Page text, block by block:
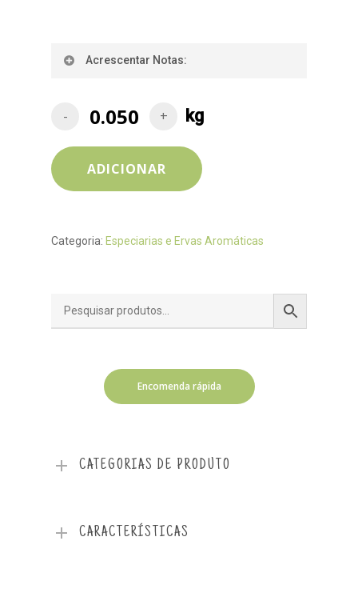
Acrescentar Notas:
ADICIONAR
Categoria: Especiarias e Ervas Aromáticas
Encomenda rápida
CATEGORIAS DE PRODUTO
CARACTERÍSTICAS